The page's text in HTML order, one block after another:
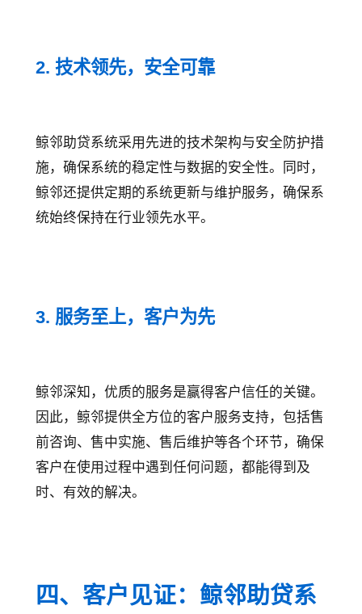
2. 技术领先，安全可靠
鲸邻助贷系统采用先进的技术架构与安全防护措
施，确保系统的稳定性与数据的安全性。同时，
鲸邻还提供定期的系统更新与维护服务，确保系
统始终保持在行业领先水平。
3. 服务至上，客户为先
鲸邻深知，优质的服务是赢得客户信任的关键。
因此，鲸邻提供全方位的客户服务支持，包括售
前咨询、售中实施、售后维护等各个环节，确保
客户在使用过程中遇到任何问题，都能得到及
时、有效的解决。
四、客户见证：鲸邻助贷系